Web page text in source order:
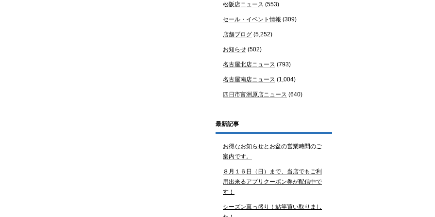
松阪店ニュース (553)
セール・イベント情報 (309)
店舗ブログ (5,252)
お知らせ (502)
名古屋北店ニュース (793)
名古屋南店ニュース (1,004)
四日市富洲原店ニュース (640)
最新記事
お得なお知らせとお盆の営業時間のご
案内です。
８月１６日（日）まで、当店でもご利
用出来るアプリクーポン券が配信中で
す！
シーズン真っ盛り！鮎竿買い取りまし